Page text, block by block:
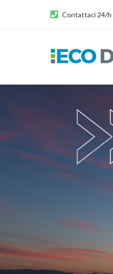
Contattaci 24/h